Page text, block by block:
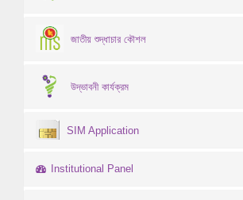
জাতীয় শুদ্ধাচার কৌশল
উদ্ভাবনী কার্যক্রম
SIM Application
Institutional Panel